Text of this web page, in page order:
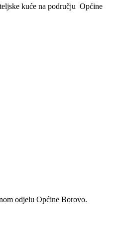
kuće na području Općine
odjelu Općine Borovo.